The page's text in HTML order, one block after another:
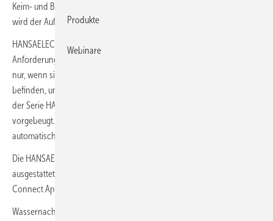
Keim- und Bakterienübertragung erheblich reduzieren. Außerdem
wird der Aufwand für Reinigung und Wartung minimiert.
HANSAELECTRA ist besonders für anspruchsvolle sanitäre
Anforderungen in öffentlichen Gebäuden geeignet. Das Wasser läuft
nur, wenn sich die Hände zum Waschen unterhalb des Auslaufs
befinden, und stoppt, sobald die Hände weggenommen werden. Bei
der Serie HANSAELECTRA wurde sogar möglichem Vandalismus
vorgebeugt. Wird der Sensor bedeckt, schaltet die Armatur
automatisch ab.
Die HANSAELECTRA-Armaturenvarianten sind mit Bluetooth
ausgestattet. So können die Einstellungen einfach mit der HANSA
Connect App vorgenommen werden.
Wassernachlaufzeit, die Sensorempfindlichkeit oder eine
Produkte
Webinare